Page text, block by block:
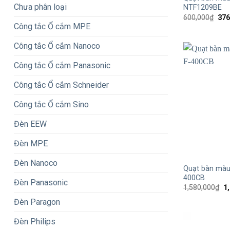
Chưa phân loại
Công tắc Ổ cắm MPE
Công tắc Ổ cắm Nanoco
Công tắc Ổ cắm Panasonic
Công tắc Ổ cắm Schneider
Công tắc Ổ cắm Sino
Đèn EEW
Đèn MPE
Đèn Nanoco
Đèn Panasonic
Đèn Paragon
Đèn Philips
NTF1209BE
600,000₫ Giá
Quạt bàn
400CB
1,580,000₫